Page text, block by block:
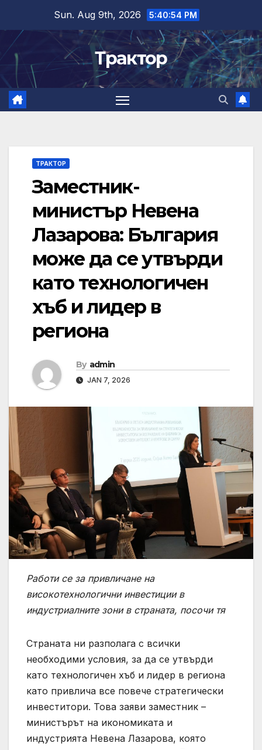
content
Sun. Aug 9th, 2026 5:40:55 PM
Трактор
ТРАКТОР
Заместник-
министър Невена
Лазарова: България
може да се утвърди
като технологичен
хъб и лидер в
региона
By admin
JAN 7, 2026
Работи се за привличане на
високотехнологични инвестиции в
индустриалните зони в страната, посочи тя
Страната ни разполага с всички
необходими условия, за да се утвърди
като технологичен хъб и лидер в региона
като привлича все повече стратегически
инвеститори. Това заяви заместник –
министърът на икономиката и
индустрията Невена Лазарова, която